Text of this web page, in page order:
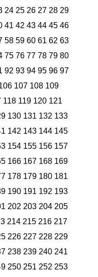
24 25 26 27 28 29
41 42 43 44 45 46
58 59 60 61 62 63
75 76 77 78 79 80
92 93 94 95 96 97
107 108 109
118 119 120 121
130 131 132 133
142 143 144 145
154 155 156 157
166 167 168 169
178 179 180 181
190 191 192 193
202 203 204 205
214 215 216 217
226 227 228 229
238 239 240 241
250 251 252 253